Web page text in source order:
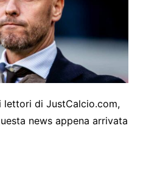
lettori di JustCalcio.com,
news appena arrivata